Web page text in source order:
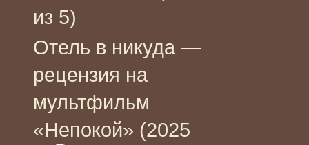
из 5)
Отель в никуда —
рецензия на
мультфильм
«Непокой» (2025